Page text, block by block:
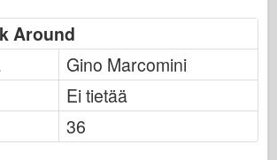
Around
Gino Marcomini
Ei tietää
36